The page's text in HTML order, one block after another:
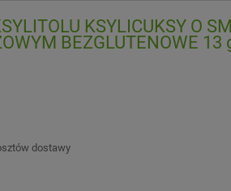
KSYLICUKSY O
BEZGLUTENOWE 13
dostawy